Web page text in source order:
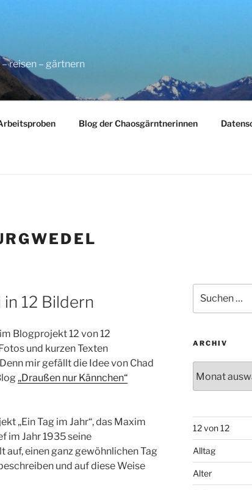
reisen – gärtnern
Blog der Chaosgärntnerinnen
in 12 Bildern
Blogprojekt 12 von 12
und kurzen Texten
mir gefällt die Idee von Chad
„Draußen nur Kännchen“
„Ein Tag im Jahr“, das Maxim
im Jahr 1935 seine
einen ganz gewöhnlichen Tag
und auf diese Weise
nach:
ARCHIV
12 von 12
Alltag
Alter